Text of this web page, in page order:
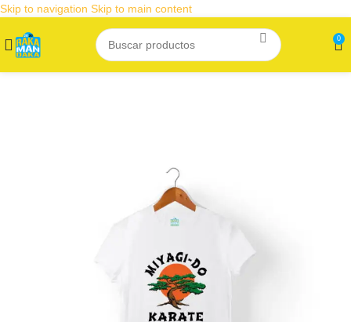
Skip to navigation Skip to main content
0